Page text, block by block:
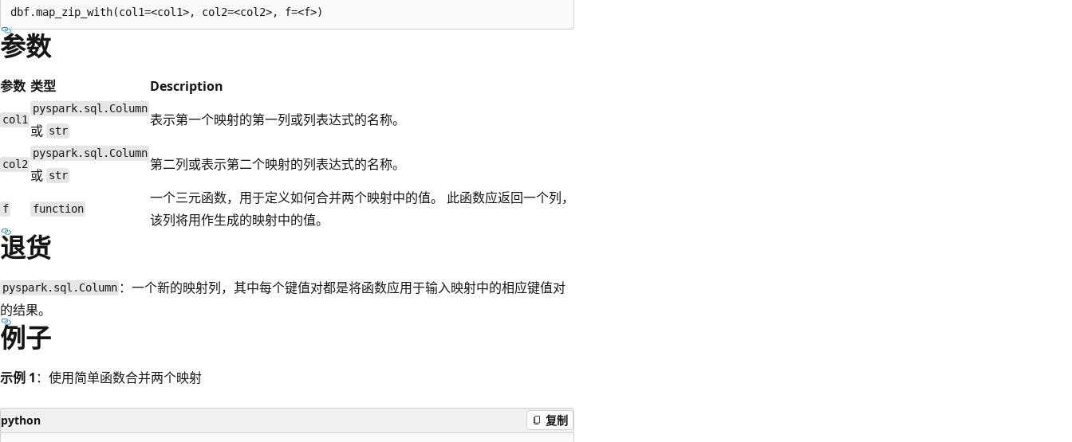
参数
参数 类型 Description
col1
pyspark.sql.Column
或 str
表示第一个映射的第一列或列表达式的名称。
col2
pyspark.sql.Column
或 str
第二列或表示第二个映射的列表达式的名称。
f function
一个三元函数，用于定义如何合并两个映射中的值。 此函数应返回一个列，
该列将用作生成的映射中的值。
退货
pyspark.sql.Column ：一个新的映射列，其中每个键值对都是将函数应用于输入映射中的相应键值对
的结果。
例子
示例 1 ：使用简单函数合并两个映射
python 复制